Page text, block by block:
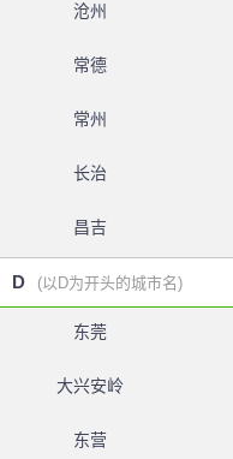
沧州
常德
常州
长治
昌吉
D (以D为开头的城市名)
东莞
大兴安岭
东营